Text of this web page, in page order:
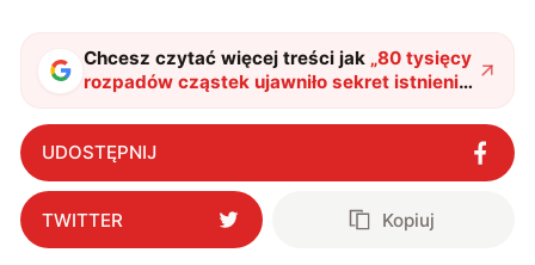
Chcesz czytać więcej treści jak „80 tysięcy
rozpadów cząstek ujawniło sekret istnienia
wszechświata. Naukowcy zaobserwowali
2,5% różnicę między materią a
antymaterią
UDOSTĘPNIJ
TWITTER Kopiuj